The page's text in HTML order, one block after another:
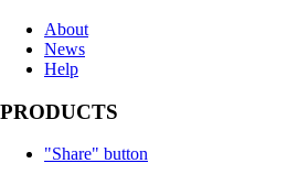
About
News
Help
PRODUCTS
"Share" button